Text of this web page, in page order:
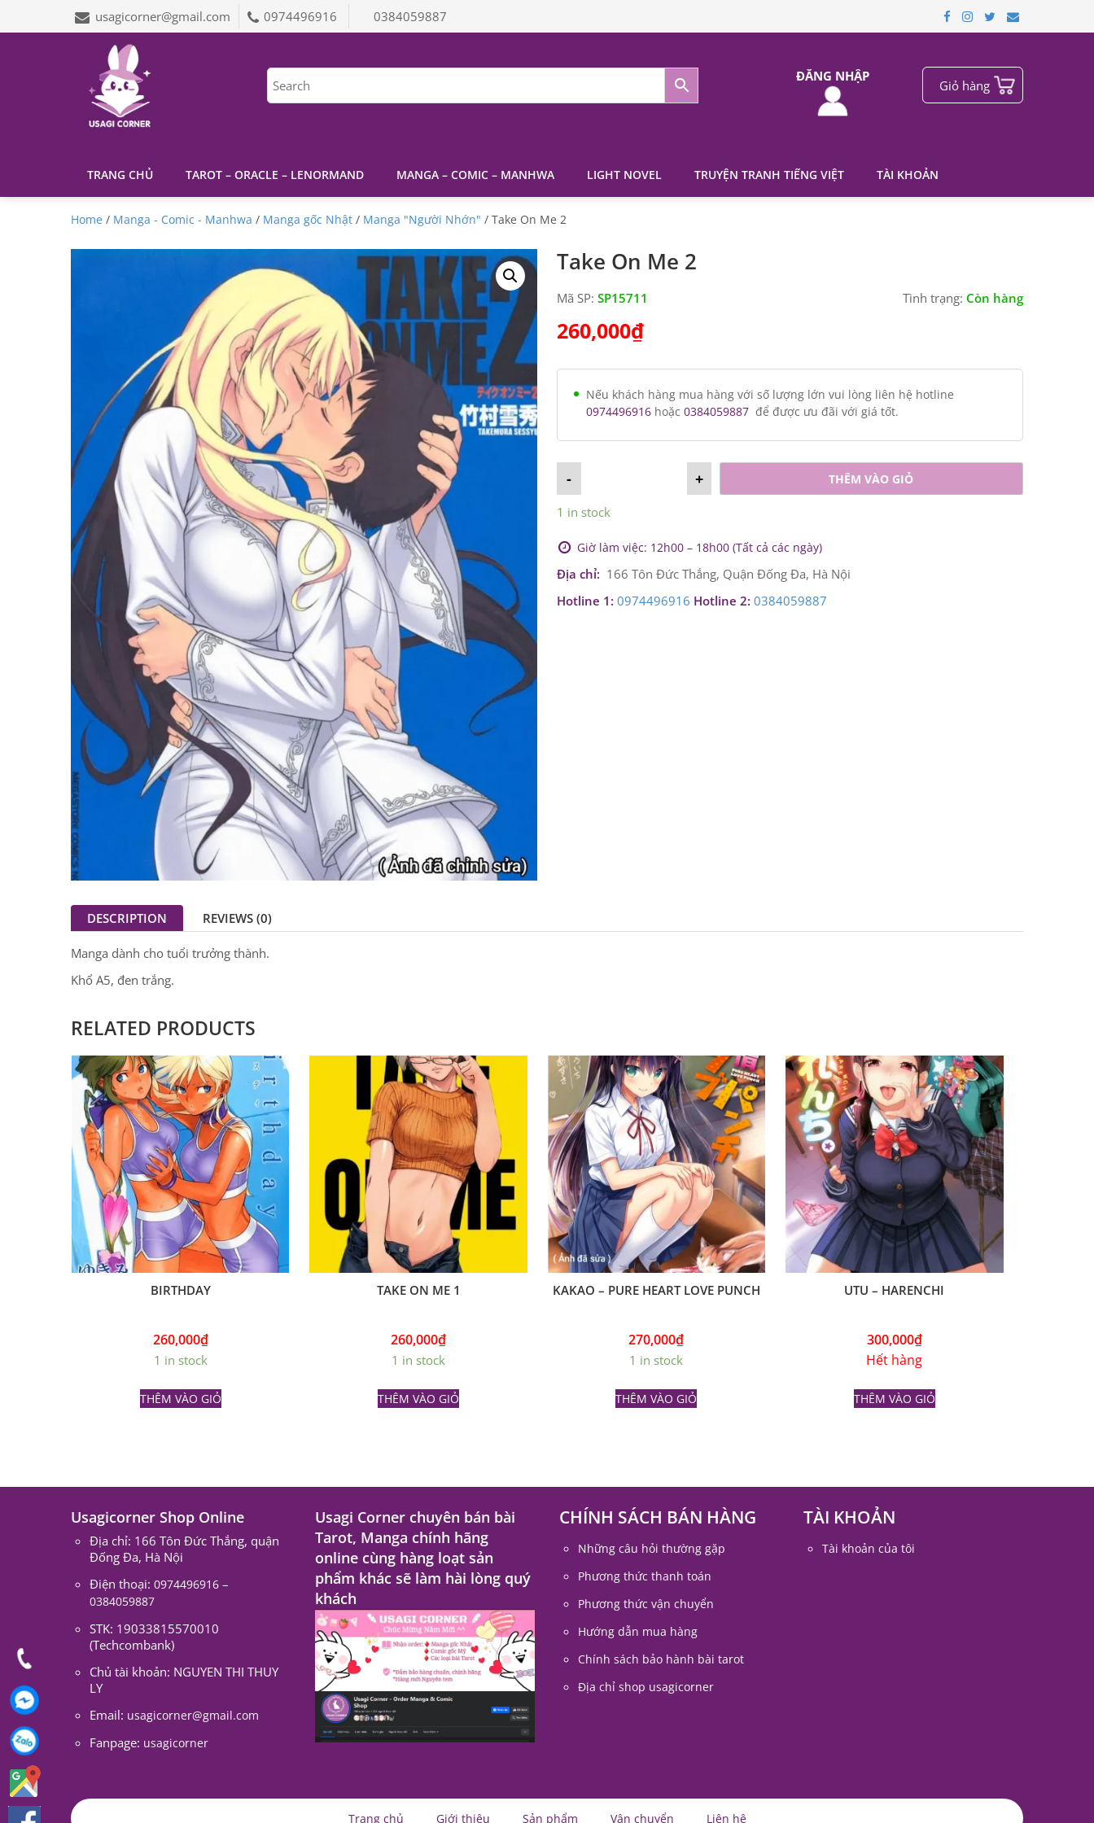
usagicorner@gmail.com 0974496916 0384059887
Giỏ hàng
ĐĂNG NHẬP
TRANG CHỦ TAROT – ORACLE – LENORMAND MANGA – COMIC – MANHWA LIGHT NOVEL TRUYỆN TRANH TIẾNG VIỆT TÀI KHOẢN
Home / Manga - Comic - Manhwa / Manga gốc Nhật / Manga "Người Nhớn" / Take On Me 2
Take On Me 2
Mã SP: SP15711 Tình trạng: Còn hàng
260,000₫
Nếu khách hàng mua hàng với số lượng lớn vui lòng liên hệ hotline
0974496916hoặc 0384059887để được ưu đãi với giá tốt.
+
- THÊM VÀO GIỎ
1 in stock
Giờ làm việc: 12h00 – 18h00 (Tất cả các ngày)
Địa chỉ: 166 Tôn Đức Thắng, Quận Đống Đa, Hà Nội
Hotline 1: 0974496916 Hotline 2: 0384059887
DESCRIPTION REVIEWS (0)
Manga dành cho tuổi trưởng thành.
Khổ A5, đen trắng.
RELATED PRODUCTS
BIRTHDAY
260,000₫
1 in stock
THÊM VÀO GIỎ
TAKE ON ME 1
260,000₫
1 in stock
THÊM VÀO GIỎ
KAKAO – PURE HEART LOVE PUNCH
270,000₫
1 in stock
THÊM VÀO GIỎ
UTU – HARENCHI
300,000₫
Hết hàng
THÊM VÀO GIỎ
Usagicorner Shop Online
Địa chỉ: 166 Tôn Đức Thắng, quận
Đống Đa, Hà Nội
Điện thoại: 0974496916 –
0384059887
STK: 19033815570010
(Techcombank)
Chủ tài khoản: NGUYEN THI THUY
LY
Email: usagicorner@gmail.com
Fanpage: usagicorner
Usagi Corner chuyên bán bài
Tarot, Manga chính hãng
online cùng hàng loạt sản
phẩm khác sẽ làm hài lòng quý
khách
CHÍNH SÁCH BÁN HÀNG
Những câu hỏi thường gặp
Phương thức thanh toán
Phương thức vận chuyển
Hướng dẫn mua hàng
Chính sách bảo hành bài tarot
Địa chỉ shop usagicorner
TÀI KHOẢN
Tài khoản của tôi
Trang chủ Giới thiệu Sản phẩm Vận chuyển Liên hệ